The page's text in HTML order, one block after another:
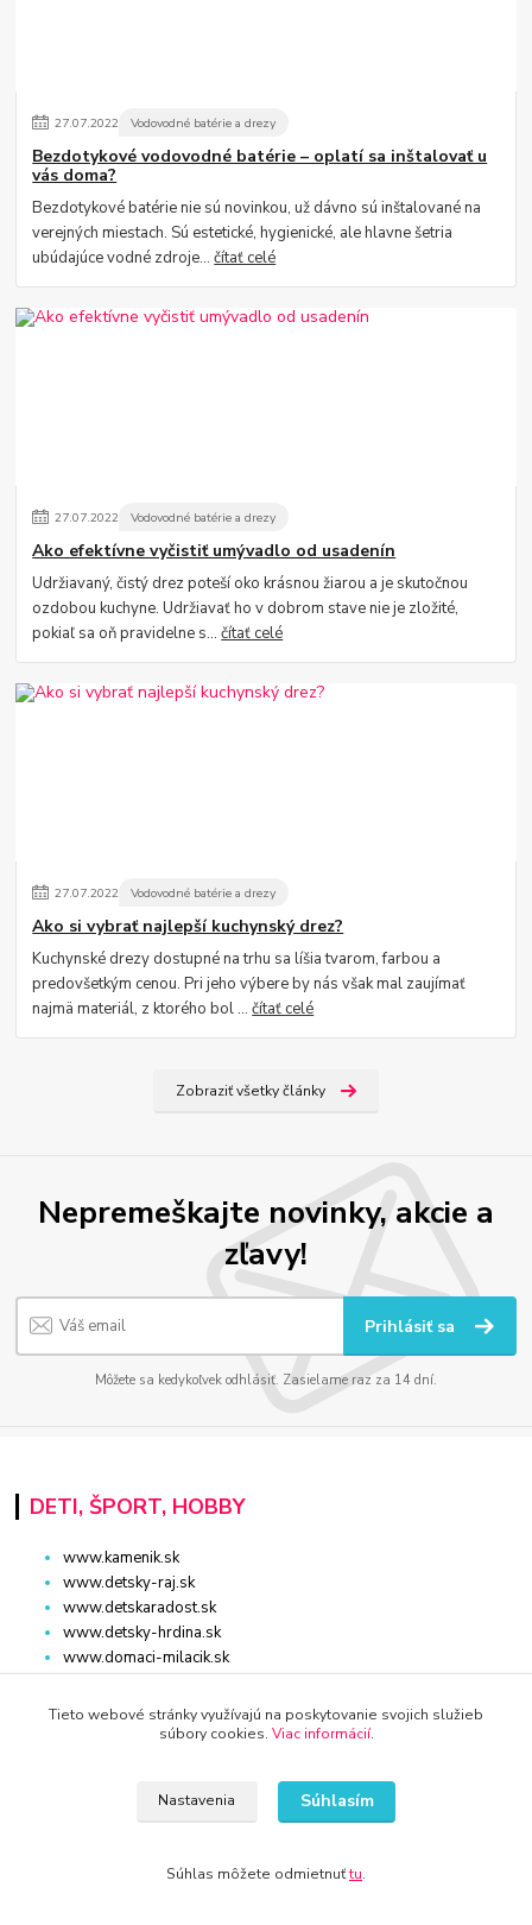
27.07.2022 Vodovodné batérie a drezy
Bezdotykové vodovodné batérie – oplatí sa inštalovať u
vás doma?
Bezdotykové batérie nie sú novinkou, už dávno sú inštalované na
verejných miestach. Sú estetické, hygienické, ale hlavne šetria
ubúdajúce vodné zdroje...čítať celé
27.07.2022 Vodovodné batérie a drezy
Ako efektívne vyčistiť umývadlo od usadenín
Udržiavaný, čistý drez poteší oko krásnou žiarou a je skutočnou
ozdobou kuchyne. Udržiavať ho v dobrom stave nie je zložité,
pokiaľ sa oň pravidelne s...čítať celé
27.07.2022 Vodovodné batérie a drezy
Ako si vybrať najlepší kuchynský drez?
Kuchynské drezy dostupné na trhu sa líšia tvarom, farbou a
predovšetkým cenou. Pri jeho výbere by nás však mal zaujímať
najmä materiál, z ktorého bol ...čítať celé
Zobraziť všetky články
Nepremeškajte novinky, akcie a
zľavy!
Prihlásiť sa
Môžete sa kedykoľvek odhlásiť. Zasielame raz za 14 dní.
DETI, ŠPORT, HOBBY
www.kamenik.sk
www.detsky-raj.sk
www.detskaradost.sk
www.detsky-hrdina.sk
www.domaci-milacik.sk
www.kupelna.shop
www.stonshop.sk
www.sportaturistika.sk
www.rybarstvo-kamenik.sk
Tieto webové stránky využívajú na poskytovanie svojich služieb
súbory cookies. Viac informácií.
Nastavenia Súhlasím
Súhlas môžete odmietnuťtu.